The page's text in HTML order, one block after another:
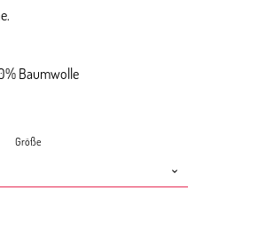
Baumwolle
Größe